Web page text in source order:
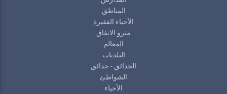
المناطق
الأحياء الفقيرة
مترو الانفاق
المعالم
البلديات
الحدائق - حدائق
الشواطئ
الأحياء